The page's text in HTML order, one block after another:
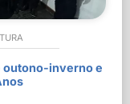
outono-inverno e